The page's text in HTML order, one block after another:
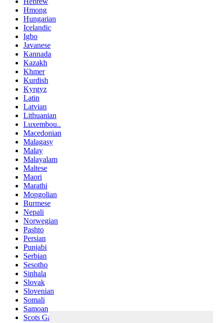
Hmong
Hungarian
Icelandic
Igbo
Javanese
Kannada
Kazakh
Khmer
Kurdish
Kyrgyz
Latin
Latvian
Lithuanian
Luxembou..
Macedonian
Malagasy
Malay
Malayalam
Maltese
Maori
Marathi
Mongolian
Burmese
Nepali
Norwegian
Pashto
Persian
Punjabi
Serbian
Sesotho
Sinhala
Slovak
Slovenian
Somali
Samoan
Scots Gaelic